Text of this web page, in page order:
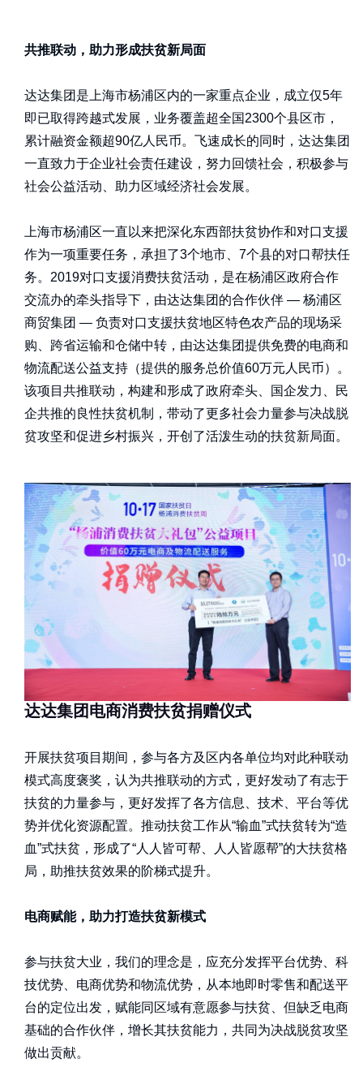
共推联动，助力形成扶贫新局面
达达集团是上海市杨浦区内的一家重点企业，成立仅5年
即已取得跨越式发展，业务覆盖超全国2300个县区市，
累计融资金额超90亿人民币。飞速成长的同时，达达集团
一直致力于企业社会责任建设，努力回馈社会，积极参与
社会公益活动、助力区域经济社会发展。
上海市杨浦区一直以来把深化东西部扶贫协作和对口支援
作为一项重要任务，承担了3个地市、7个县的对口帮扶任
务。2019对口支援消费扶贫活动，是在杨浦区政府合作
交流办的牵头指导下，由达达集团的合作伙伴 — 杨浦区
商贸集团 — 负责对口支援扶贫地区特色农产品的现场采
购、跨省运输和仓储中转，由达达集团提供免费的电商和
物流配送公益支持（提供的服务总价值60万元人民币）。
该项目共推联动，构建和形成了政府牵头、国企发力、民
企共推的良性扶贫机制，带动了更多社会力量参与决战脱
贫攻坚和促进乡村振兴，开创了活泼生动的扶贫新局面。
达达集团电商消费扶贫捐赠仪式
开展扶贫项目期间，参与各方及区内各单位均对此种联动
模式高度褒奖，认为共推联动的方式，更好发动了有志于
扶贫的力量参与，更好发挥了各方信息、技术、平台等优
势并优化资源配置。推动扶贫工作从“输血”式扶贫转为“造
血”式扶贫，形成了“人人皆可帮、人人皆愿帮”的大扶贫格
局，助推扶贫效果的阶梯式提升。
电商赋能，助力打造扶贫新模式
参与扶贫大业，我们的理念是，应充分发挥平台优势、科
技优势、电商优势和物流优势，从本地即时零售和配送平
台的定位出发，赋能同区域有意愿参与扶贫、但缺乏电商
基础的合作伙伴，增长其扶贫能力，共同为决战脱贫攻坚
做出贡献。